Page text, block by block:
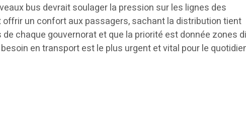
bus devrait soulager la pression sur les lignes des
un confort aux passagers, sachant la distribution tient
chaque gouvernorat et que la priorité est donnée zones
en transport est le plus urgent et vital pour le